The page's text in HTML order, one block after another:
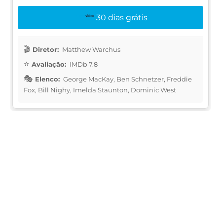
30 dias grátis
Diretor: Matthew Warchus
Avaliação: IMDb 7.8
Elenco: George MacKay, Ben Schnetzer, Freddie
Fox, Bill Nighy, Imelda Staunton, Dominic West